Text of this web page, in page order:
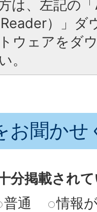
は、左記の
）」ダ
ウェアをダ
。
お聞かせ
分掲載され
普通 情報